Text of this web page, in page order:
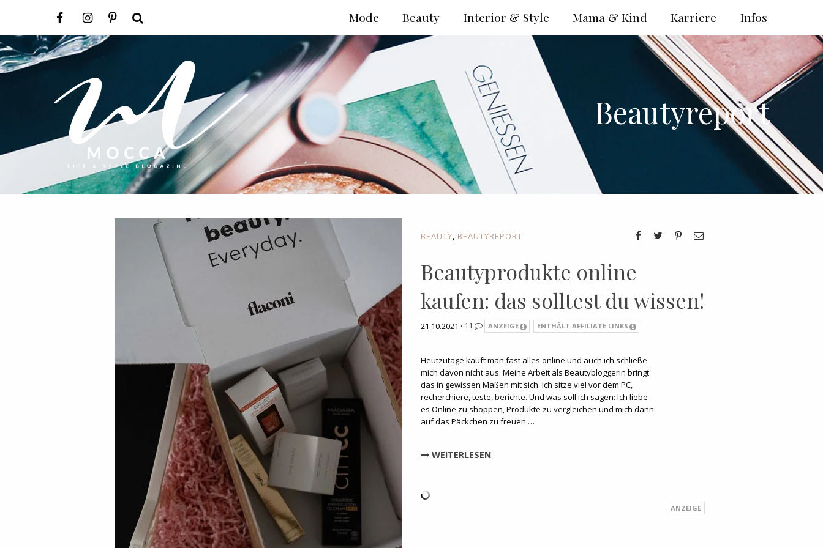
Beautyreport
BEAUTY, BEAUTYREPORT
Beautyprodukte online
kaufen: das solltest du wissen!
21.10.2021 · 11 ANZEIGE ENTHÄLT AFFILIATE LINKS
Heutzutage kauft man fast alles online und auch ich schließe
mich davon nicht aus. Meine Arbeit als Beautybloggerin bringt
das in gewissen Maßen mit sich. Ich sitze viel vor dem PC,
recherchiere, teste, berichte. Und was soll ich sagen: Ich liebe
es Online zu shoppen, Produkte zu vergleichen und mich dann
auf das Päckchen zu freuen.…
WEITERLESEN
Infos
Karriere
Mama & Kind
Interior & Style
Beauty
Mode